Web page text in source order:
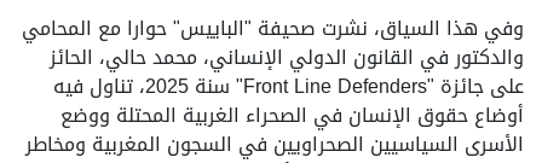
وفي هذا السياق، نشرت صحيفة "الباييس" حوارا مع المحامي
والدكتور في القانون الدولي الإنساني، محمد حالي، الحائز
على جائزة "Front Line Defenders" سنة 2025، تناول فيه
أوضاع حقوق الإنسان في الصحراء الغربية المحتلة ووضع
الأسرى السياسيين الصحراويين في السجون المغربية ومخاطر